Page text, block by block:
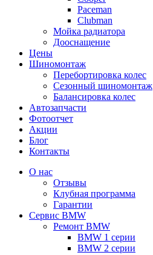
Paceman
Clubman
Мойка радиатора
Дооснащение
Цены
Шиномонтаж
Перебортировка колес
Сезонный шиномонтаж
Балансировка колес
Автозапчасти
Фотоотчет
Акции
Блог
Контакты
О нас
Отзывы
Клубная программа
Гарантии
Сервис BMW
Ремонт BMW
BMW 1 серии
BMW 2 серии